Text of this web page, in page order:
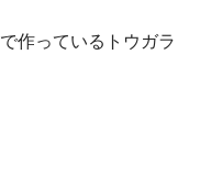
作っているトウガラ